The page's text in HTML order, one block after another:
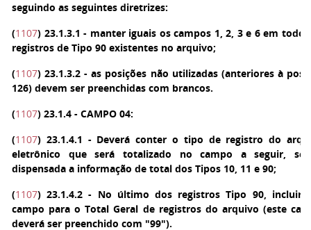
seguindo as seguintes diretrizes:
(1107) 23.1.3.1 - manter iguais os campos 1, 2, 3 e 6 em
registros de Tipo 90 existentes no arquivo;
(1107) 23.1.3.2 - as posições não utilizadas (anteriores à
126) devem ser preenchidas com brancos.
(1107) 23.1.4 - CAMPO 04:
(1107) 23.1.4.1 - Deverá conter o tipo de registro do
eletrônico que será totalizado no campo a seguir,
dispensada a informação de total dos Tipos 10, 11 e 90;
(1107) 23.1.4.2 - No último dos registros Tipo 90, incluir
campo para o Total Geral de registros do arquivo (este
deverá ser preenchido com "99").